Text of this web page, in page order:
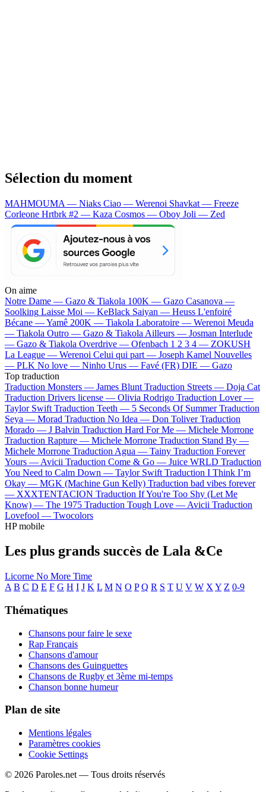
Sélection du moment
MAHMOUMA — Niaks Ciao — Werenoi Shavkat — Freeze
Corleone Hrtbrk #2 — Kaza Cosmos — Oboy Joli — Zed
On aime
Notre Dame — Gazo & Tiakola 100K — Gazo Casanova —
Soolking Laisse Moi — KeBlack Saiyan — Heuss L'enfoiré
Bécane —Yamê 200K — Tiakola Laboratoire — Werenoi Meuda
— Tiakola Outro — Gazo & Tiakola Ailleurs — Josman Interlude
— Gazo & Tiakola Overdrive — Ofenbach 1 2 3 4 — ZOKUSH
La League — Werenoi Celui qui part — Joseph Kamel Nouvelles
— PLK No love — Ninho Urus — Favé (FR) DIE — Gazo
Top traduction
Traduction Monsters — James Blunt Traduction Streets — Doja Cat
Traduction Drivers license — Olivia Rodrigo Traduction Lover —
Taylor Swift Traduction Teeth — 5 Seconds Of Summer Traduction
Seya — Morad Traduction No Idea — Don Toliver Traduction
Morado — J Balvin Traduction Hard For Me — Michele Morrone
Traduction Rapture — Michele Morrone Traduction Stand By —
Michele Morrone Traduction Agua — Tainy Traduction Forever
Yours — Avicii Traduction Come & Go — Juice WRLD Traduction
You Need to Calm Down — Taylor Swift Traduction I Think I’m
Okay — MGK (Machine Gun Kelly) Traduction bad vibes forever
— XXXTENTACION Traduction If You're Too Shy (Let Me
Know) — The 1975 Traduction Tough Love — Avicii Traduction
Lovefool — Twocolors
HP mobile
Les plus grands succès de Lala &Ce
Licorne No More Time
A B C D E F G H I J K L M N O P Q R S T U V W X Y Z 0-9
Thématiques
Chansons pour faire le sexe
Rap Français
Chansons d'amour
Chansons des Guinguettes
Chansons de Rugby et 3ème mi-temps
Chanson bonne humeur
Plan de site
Mentions légales
Paramètres cookies
Cookie Settings
© 2026 Paroles.net — Tous droits réservés